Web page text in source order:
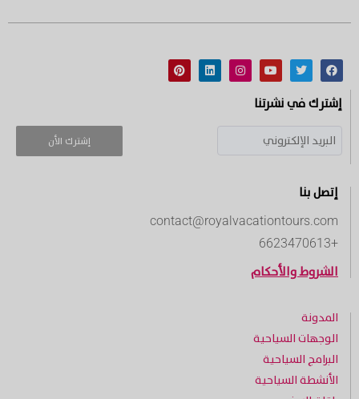
إشترك في نشرتنا
إشترك الأن
إتصل بنا
contact@royalvacationtours.com
+6623470613
الشروط والأحكام
المدونة
الوجهات السياحية
البرامج السياحية
الأنشطة السياحية